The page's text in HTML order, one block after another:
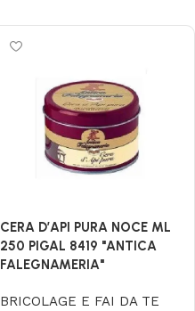
CERA D’API PURA NOCE ML
250 PIGAL 8419 "ANTICA
FALEGNAMERIA"
BRICOLAGE E FAI DA TE